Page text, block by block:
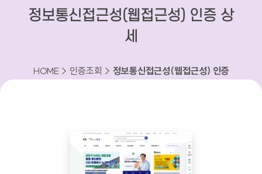
정보통신접근성(웹접근성) 인증 상
세
HOME > 인증조회 > 정보통신접근성(웹접근성) 인증